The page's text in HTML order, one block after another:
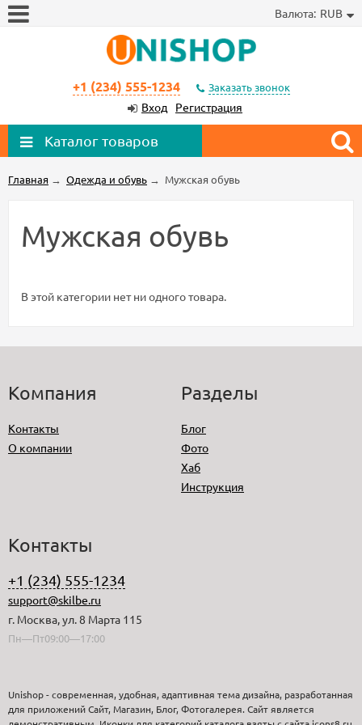
Валюта: RUB
+1 (234) 555-1234 Заказать звонок
Вход Регистрация
Каталог товаров
Главная → Одежда и обувь → Мужская обувь
Мужская обувь
В этой категории нет ни одного товара.
Компания
Контакты
О компании
Разделы
Блог
Фото
Хаб
Инструкция
Контакты
+1 (234) 555-1234
support@skilbe.ru
г. Москва, ул. 8 Марта 115
Пн—Пт09:00—17:00
Unishop - современная, удобная, адаптивная тема дизайна, разработанная
для приложений Сайт, Магазин, Блог, Фотогалерея. Сайт является